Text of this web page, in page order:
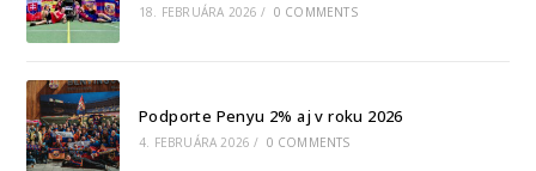
18. FEBRUÁRA 2026 / 0 COMMENTS
Podporte Penyu 2% aj v roku 2026
4. FEBRUÁRA 2026 / 0 COMMENTS